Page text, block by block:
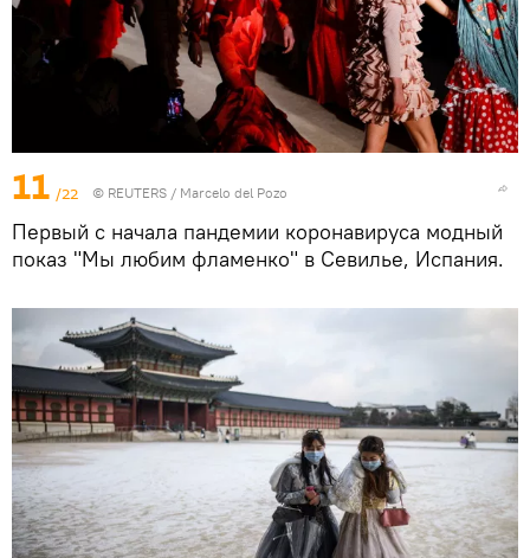
11 /22 © REUTERS / Marcelo del Pozo
Первый с начала пандемии коронавируса модный
показ "Мы любим фламенко" в Севилье, Испания.